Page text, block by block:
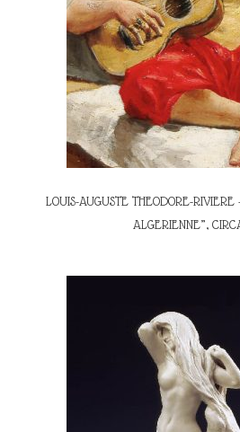
LOUIS-AUGUSTE THEODORE-
ALGERIENNE”,